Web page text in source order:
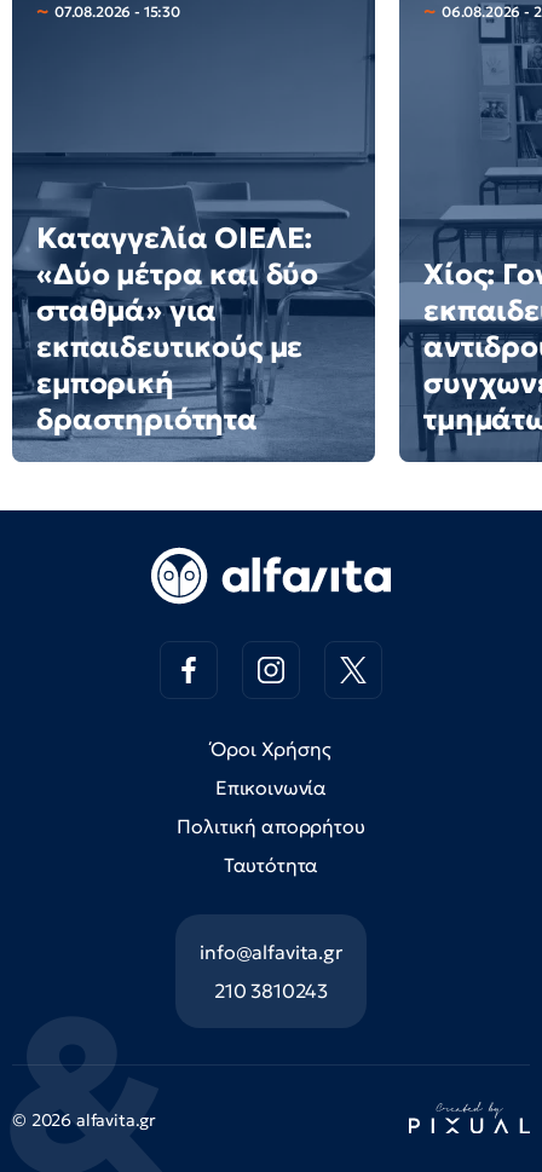
07.08.2026 - 15:30
Καταγγελία ΟΙΕΛΕ:
«Δύο μέτρα και δύο
σταθμά» για
εκπαιδευτικούς με
εμπορική
δραστηριότητα
06.08.2026 -
Χίος:
Όροι Χρήσης
Επικοινωνία
Πολιτική απορρήτου
Ταυτότητα
info@alfavita.gr
210 3810243
© 2026 alfavita.gr